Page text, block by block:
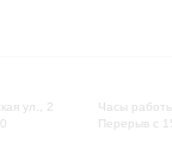
ул., 2
Часы
Перерыв с